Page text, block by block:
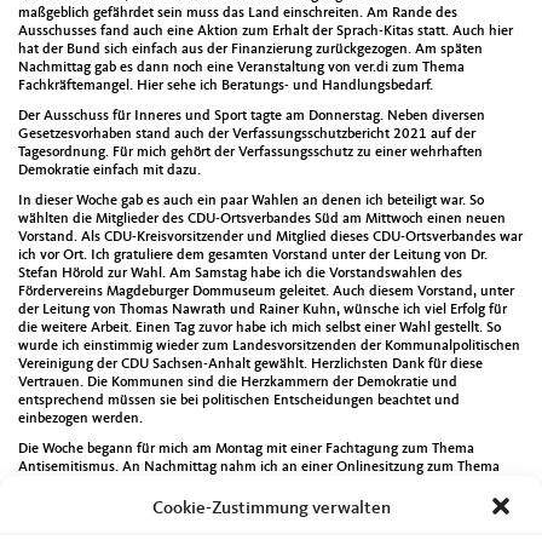
Cookie-Zustimmung verwalten
maßgeblich gefährdet sein muss das Land einschreiten. Am Rande des
Ausschusses fand auch eine Aktion zum Erhalt der Sprach-Kitas statt. Auch hier
hat der Bund sich einfach aus der Finanzierung zurückgezogen. Am späten
Nachmittag gab es dann noch eine Veranstaltung von ver.di zum Thema
Fachkräftemangel. Hier sehe ich Beratungs- und Handlungsbedarf.
Der Ausschuss für Inneres und Sport tagte am Donnerstag. Neben diversen
Gesetzesvorhaben stand auch der Verfassungsschutzbericht 2021 auf der
Tagesordnung. Für mich gehört der Verfassungsschutz zu einer wehrhaften
Demokratie einfach mit dazu.
In dieser Woche gab es auch ein paar Wahlen an denen ich beteiligt war. So
wählten die Mitglieder des CDU-Ortsverbandes Süd am Mittwoch einen neuen
Vorstand. Als CDU-Kreisvorsitzender und Mitglied dieses CDU-Ortsverbandes war
ich vor Ort. Ich gratuliere dem gesamten Vorstand unter der Leitung von Dr.
Stefan Hörold zur Wahl. Am Samstag habe ich die Vorstandswahlen des
Fördervereins Magdeburger Dommuseum geleitet. Auch diesem Vorstand, unter
der Leitung von Thomas Nawrath und Rainer Kuhn, wünsche ich viel Erfolg für
die weitere Arbeit. Einen Tag zuvor habe ich mich selbst einer Wahl gestellt. So
wurde ich einstimmig wieder zum Landesvorsitzenden der Kommunalpolitischen
Vereinigung der CDU Sachsen-Anhalt gewählt. Herzlichsten Dank für diese
Vertrauen. Die Kommunen sind die Herzkammern der Demokratie und
entsprechend müssen sie bei politischen Entscheidungen beachtet und
einbezogen werden.
Die Woche begann für mich am Montag mit einer Fachtagung zum Thema
Antisemitismus. An Nachmittag nahm ich an einer Onlinesitzung zum Thema
Kinder und Jugendliche. Am Nachmittag ging es dann noch ins Stadion zur einer